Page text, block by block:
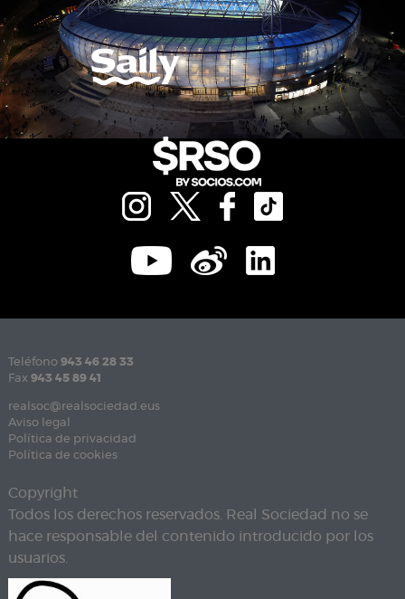
Teléfono 943 46 28 33
Fax 943 45 89 41
realsoc@realsociedad.eus
Aviso legal
Política de privacidad
Política de cookies
Copyright
Todos los derechos reservados. Real Sociedad no se
hace responsable del contenido introducido por los
usuarios.